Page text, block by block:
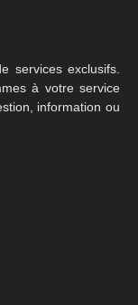
services exclusifs.
à votre service
information ou